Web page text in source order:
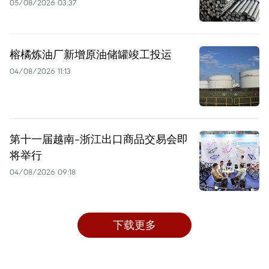
05/08/2026 03:37
榕橘炼油厂新增原油储罐竣工投运
04/08/2026 11:13
第十一届越南-浙江出口商品交易会即
将举行
04/08/2026 09:18
下载更多